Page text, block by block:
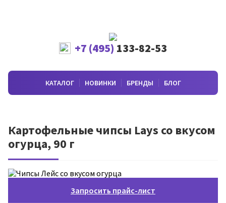
+7 (495) 133-82-53
КАТАЛОГ НОВИНКИ БРЕНДЫ БЛОГ
Картофельные чипсы Lays со вкусом
огурца, 90 г
Запросить прайс-лист